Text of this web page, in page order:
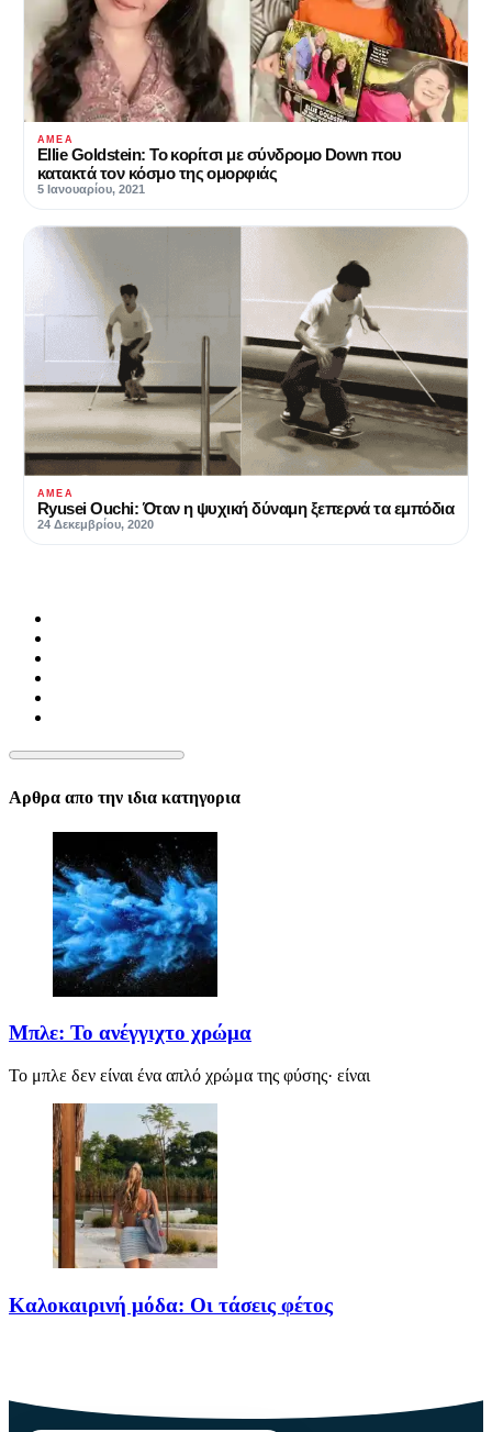
ΑΜΕΑ
Ellie Goldstein: Το κορίτσι με σύνδρομο Down που
κατακτά τον κόσμο της ομορφιάς
5 Ιανουαρίου, 2021
ΑΜΕΑ
Ryusei Ouchi: Όταν η ψυχική δύναμη ξεπερνά τα εμπόδια
24 Δεκεμβρίου, 2020
Αρθρα απο την ιδια κατηγορια
Μπλε: Το ανέγγιχτο χρώμα
Το μπλε δεν είναι ένα απλό χρώμα της φύσης· είναι
Καλοκαιρινή μόδα: Οι τάσεις φέτος